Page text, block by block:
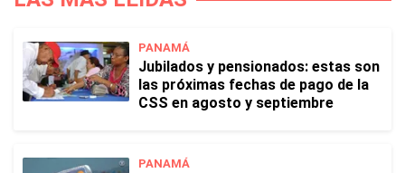
PANAMÁ
Jubilados y pensionados: estas son
las próximas fechas de pago de la
CSS en agosto y septiembre
PANAMÁ